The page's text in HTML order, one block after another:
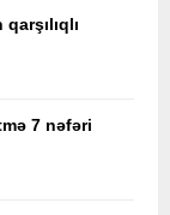
7 nəfəri